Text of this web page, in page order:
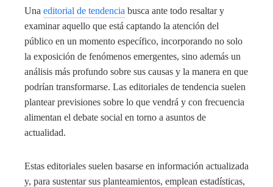
Una editorial de tendencia busca ante todo resaltar y
examinar aquello que está captando la atención del
público en un momento específico, incorporando no solo
la exposición de fenómenos emergentes, sino además un
análisis más profundo sobre sus causas y la manera en que
podrían transformarse. Las editoriales de tendencia suelen
plantear previsiones sobre lo que vendrá y con frecuencia
alimentan el debate social en torno a asuntos de
actualidad.
Estas editoriales suelen basarse en información actualizada
y, para sustentar sus planteamientos, emplean estadísticas,